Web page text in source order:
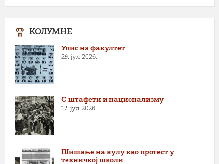
КОЛУМНЕ
Упис на факултет
29. јул 2026.
О штафети и национализму
12. јул 2026.
Шишање на нулу као протест у
техничкој школи